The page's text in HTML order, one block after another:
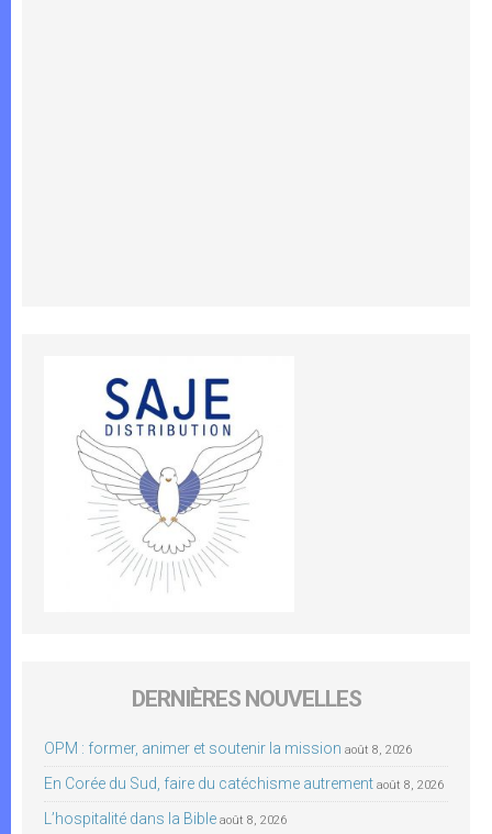
DERNIÈRES NOUVELLES
OPM : former, animer et soutenir la mission août 8, 2026
En Corée du Sud, faire du catéchisme autrement août 8, 2026
L’hospitalité dans la Bible août 8, 2026